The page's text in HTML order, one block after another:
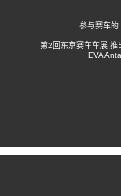
参与赛车的
第2回东京赛车车展 推
EVA